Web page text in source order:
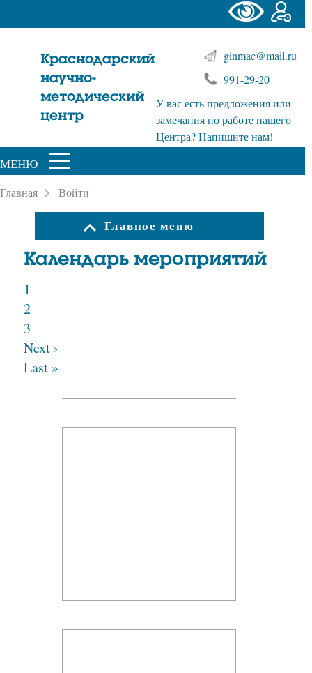
Краснодарский
научно-
методический
центр
ginmac@mail.ru
991-29-20
У вас есть предложения или
замечания по работе нашего
Центра? Напишите нам!
МЕНЮ
Главная Войти
Главное меню
Календарь мероприятий
1
2
3
Next ›
Last »